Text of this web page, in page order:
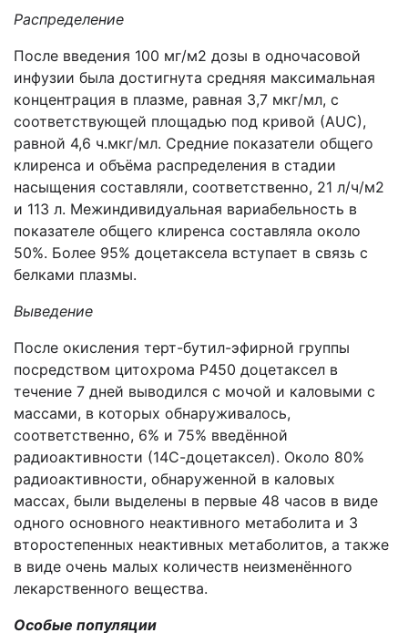
Распределение
После введения 100 мг/м2 дозы в одночасовой
инфузии была достигнута средняя максимальная
концентрация в плазме, равная 3,7 мкг/мл, с
соответствующей площадью под кривой (АUС),
равной 4,6 ч.мкг/мл. Средние показатели общего
клиренса и объёма распределения в стадии
насыщения составляли, соответственно, 21 л/ч/м2
и 113 л. Межиндивидуальная вариабельность в
показателе общего клиренса составляла около
50%. Более 95% доцетаксела вступает в связь с
белками плазмы.
Выведение
После окисления терт-бутил-эфирной группы
посредством цитохрома Р450 доцетаксел в
течение 7 дней выводился с мочой и каловыми с
массами, в которых обнаруживалось,
соответственно, 6% и 75% введённой
радиоактивности (14С-доцетаксел). Около 80%
радиоактивности, обнаруженной в каловых
массах, были выделены в первые 48 часов в виде
одного основного неактивного метаболита и 3
второстепенных неактивных метаболитов, а также
в виде очень малых количеств неизменённого
лекарственного вещества.
Особые популяции